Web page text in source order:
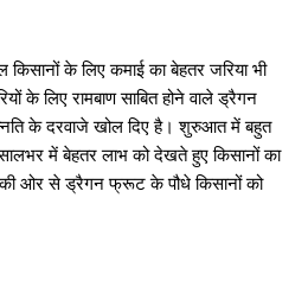
के लिए कमाई का बेहतर जरिया भी
के लिए रामबाण साबित होने वाले ड्रैगन
के दरवाजे खोल दिए है। शुरुआत में बहुत
में बेहतर लाभ को देखते हुए किसानों का
की ओर से ड्रैगन फ्रूट के पौधे किसानों को